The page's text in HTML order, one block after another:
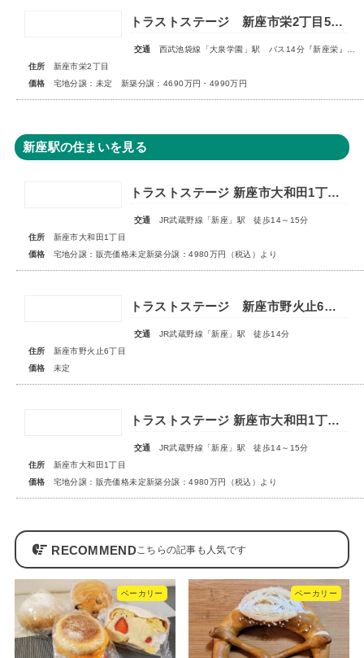
トラストステージ 新座市栄2丁目5期 全9区画 宅地分譲：◇販売予告◇新築分譲：◆販売開始◆
交通
西武池袋線「大泉学園」駅 バス14分『新座栄』停歩5～6分
住所
新座市栄2丁目
価格
宅地分譲：未定 新築分譲：4690万円・4990万円
新座駅の住まいを見る
トラストステージ 新座市大和田1丁目19期 全24区画◆第3期分譲 新築分譲住宅 販売開始◆◆第4期分譲 2次販売 宅地分譲 販売予告◆
交通
JR武蔵野線「新座」駅 徒歩14～15分
住所
新座市大和田1丁目
価格
宅地分譲：販売価格未定新築分譲：4980万円（税込）より
トラストステージ 新座市野火止6丁目41期 全19棟■販売予告■◆第4期 最終分譲 スマイルハウスプロジェクト特別仕様 全3棟◆
交通
JR武蔵野線「新座」駅 徒歩14分
住所
新座市野火止6丁目
価格
未定
トラストステージ 新座市大和田1丁目19期 全24区画◆第3期分譲 新築分譲住宅 販売開始◆◆第4期分譲 2次販売 宅地分譲 販売予告◆
交通
JR武蔵野線「新座」駅 徒歩14～15分
住所
新座市大和田1丁目
価格
宅地分譲：販売価格未定新築分譲：4980万円（税込）より
RECOMMEND
ベーカリー ベーカリー